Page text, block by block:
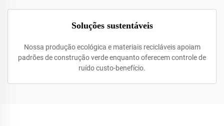
Soluções sustentáveis
Nossa produção ecológica e materiais recicláveis apoiam
padrões de construção verde enquanto oferecem controle de
ruído custo-benefício.